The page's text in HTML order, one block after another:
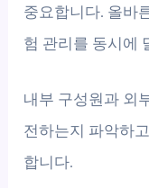
중요합니다. 올바
험 관리를 동시에
내부 구성원과 외
전하는지 파악하
합니다.